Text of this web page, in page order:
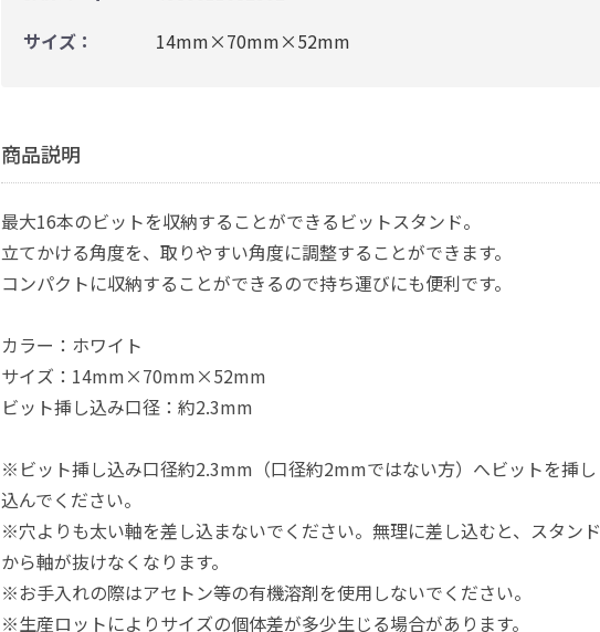
サイズ：
14mm×70mm×52mm
商品説明
最大16本のビットを収納することができるビットスタンド。
立てかける角度を、取りやすい角度に調整することができます。
コンパクトに収納することができるので持ち運びにも便利です。
カラー：ホワイト
サイズ：14mm×70mm×52mm
ビット挿し込み口径：約2.3mm
※ビット挿し込み口径約2.3mm（口径約2mmではない方）へビットを挿し
込んでください。
※穴よりも太い軸を差し込まないでください。無理に差し込むと、スタンド
から軸が抜けなくなります。
※お手入れの際はアセトン等の有機溶剤を使用しないでください。
※生産ロットによりサイズの個体差が多少生じる場合があります。